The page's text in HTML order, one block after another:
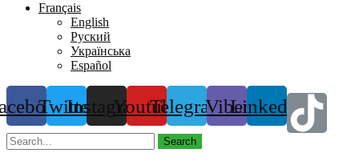
Français
English
Руский
Українська
Español
TwitterInstagramYoutubeTelegramViberLinkedin
Search